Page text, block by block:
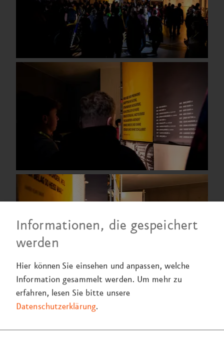
Informationen, die gespeichert
werden
Hier können Sie einsehen und anpassen, welche
Information gesammelt werden. Um mehr zu
erfahren, lesen Sie bitte unsere
Datenschutzerklärung.